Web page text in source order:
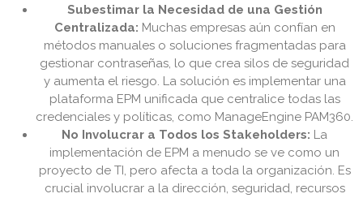
Subestimar la Necesidad de una Gestión
Centralizada: Muchas empresas aún confían en
métodos manuales o soluciones fragmentadas para
gestionar contraseñas, lo que crea silos de seguridad
y aumenta el riesgo. La solución es implementar una
plataforma EPM unificada que centralice todas las
credenciales y políticas, como ManageEngine PAM360.
No Involucrar a Todos los Stakeholders: La
implementación de EPM a menudo se ve como un
proyecto de TI, pero afecta a toda la organización. Es
crucial involucrar a la dirección, seguridad, recursos